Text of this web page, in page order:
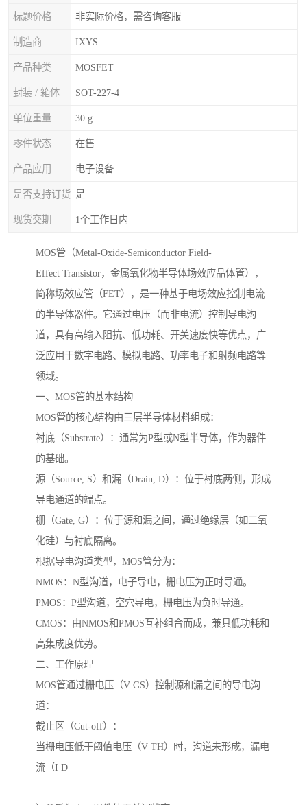
标题价格 非实际价格，需咨询客服
制造商 IXYS
产品种类 MOSFET
封装 / 箱体 SOT-227-4
单位重量 30 g
零件状态 在售
产品应用 电子设备
是否支持订货 是
现货交期 1个工作日内
MOS管（Metal-Oxide-Semiconductor Field-
Effect Transistor，金属氧化物半导体场效应晶体管），
简称场效应管（FET），是一种基于电场效应控制电流
的半导体器件。它通过电压（而非电流）控制导电沟
道，具有高输入阻抗、低功耗、开关速度快等优点，广
泛应用于数字电路、模拟电路、功率电子和射频电路等
领域。
一、MOS管的基本结构
MOS管的核心结构由三层半导体材料组成：
衬底（Substrate）：通常为P型或N型半导体，作为器件
的基础。
源（Source, S）和漏（Drain, D）：位于衬底两侧，形成
导电通道的端点。
栅（Gate, G）：位于源和漏之间，通过绝缘层（如二氧
化硅）与衬底隔离。
根据导电沟道类型，MOS管分为：
NMOS：N型沟道，电子导电，栅电压为正时导通。
PMOS：P型沟道，空穴导电，栅电压为负时导通。
CMOS：由NMOS和PMOS互补组合而成，兼具低功耗和
高集成度优势。
二、工作原理
MOS管通过栅电压（V GS）控制源和漏之间的导电沟
道：
截止区（Cut-off）：
当栅电压低于阈值电压（V TH）时，沟道未形成，漏电
流（I D